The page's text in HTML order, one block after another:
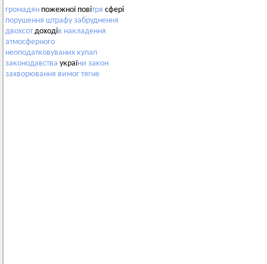
громадян пожежної повітря сфері
порушення штрафу забруднення
двохсотдоходів накладення
атмосферного
неоподатковуваних купап
законодавства україни закон
захворювання вимог тягне